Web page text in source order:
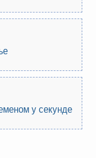
у секунде